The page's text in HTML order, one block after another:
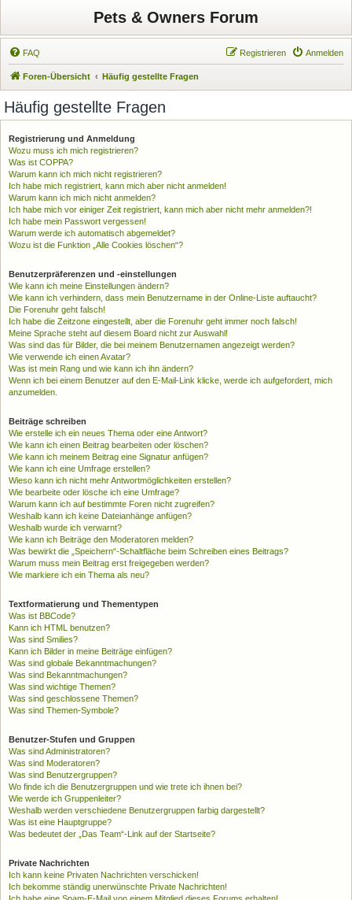
Pets & Owners Forum
FAQ Anmelden
Registrieren
Foren-Übersicht Häufig gestellte Fragen
Häufig gestellte Fragen
Registrierung und Anmeldung
Wozu muss ich mich registrieren?
Was ist COPPA?
Warum kann ich mich nicht registrieren?
Ich habe mich registriert, kann mich aber nicht anmelden!
Warum kann ich mich nicht anmelden?
Ich habe mich vor einiger Zeit registriert, kann mich aber nicht mehr anmelden?!
Ich habe mein Passwort vergessen!
Warum werde ich automatisch abgemeldet?
Wozu ist die Funktion „Alle Cookies löschen“?
Benutzerpräferenzen und -einstellungen
Wie kann ich meine Einstellungen ändern?
Wie kann ich verhindern, dass mein Benutzername in der Online-Liste auftaucht?
Die Forenuhr geht falsch!
Ich habe die Zeitzone eingestellt, aber die Forenuhr geht immer noch falsch!
Meine Sprache steht auf diesem Board nicht zur Auswahl!
Was sind das für Bilder, die bei meinem Benutzernamen angezeigt werden?
Wie verwende ich einen Avatar?
Was ist mein Rang und wie kann ich ihn ändern?
Wenn ich bei einem Benutzer auf den E-Mail-Link klicke, werde ich aufgefordert, mich
anzumelden.
Beiträge schreiben
Wie erstelle ich ein neues Thema oder eine Antwort?
Wie kann ich einen Beitrag bearbeiten oder löschen?
Wie kann ich meinem Beitrag eine Signatur anfügen?
Wie kann ich eine Umfrage erstellen?
Wieso kann ich nicht mehr Antwortmöglichkeiten erstellen?
Wie bearbeite oder lösche ich eine Umfrage?
Warum kann ich auf bestimmte Foren nicht zugreifen?
Weshalb kann ich keine Dateianhänge anfügen?
Weshalb wurde ich verwarnt?
Wie kann ich Beiträge den Moderatoren melden?
Was bewirkt die „Speichern“-Schaltfläche beim Schreiben eines Beitrags?
Warum muss mein Beitrag erst freigegeben werden?
Wie markiere ich ein Thema als neu?
Textformatierung und Thementypen
Was ist BBCode?
Kann ich HTML benutzen?
Was sind Smilies?
Kann ich Bilder in meine Beiträge einfügen?
Was sind globale Bekanntmachungen?
Was sind Bekanntmachungen?
Was sind wichtige Themen?
Was sind geschlossene Themen?
Was sind Themen-Symbole?
Benutzer-Stufen und Gruppen
Was sind Administratoren?
Was sind Moderatoren?
Was sind Benutzergruppen?
Wo finde ich die Benutzergruppen und wie trete ich ihnen bei?
Wie werde ich Gruppenleiter?
Weshalb werden verschiedene Benutzergruppen farbig dargestellt?
Was ist eine Hauptgruppe?
Was bedeutet der „Das Team“-Link auf der Startseite?
Private Nachrichten
Ich kann keine Privaten Nachrichten verschicken!
Ich bekomme ständig unerwünschte Private Nachrichten!